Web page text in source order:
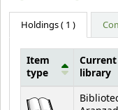
Holdings( 1 )
Item
type
Current
library